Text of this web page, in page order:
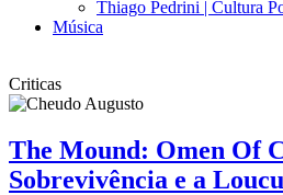
Thiago Pedrini | Cultura
Música
Criticas
The Mound: Omen Of
Sobrevivência e a